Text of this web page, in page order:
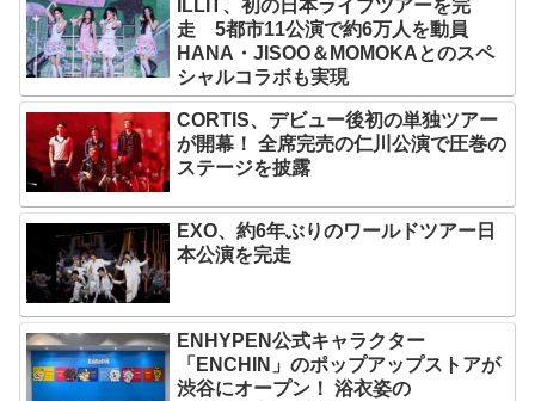
ILLIT、初の日本ライブツアーを完
走 5都市11公演で約6万人を動員
HANA・JISOO＆MOMOKAとのスペ
シャルコラボも実現
CORTIS、デビュー後初の単独ツアー
が開幕！ 全席完売の仁川公演で圧巻の
ステージを披露
EXO、約6年ぶりのワールドツアー日
本公演を完走
ENHYPEN公式キャラクター
「ENCHIN」のポップアップストアが
渋谷にオープン！ 浴衣姿の